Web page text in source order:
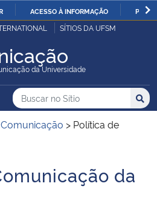
IR
O
ACESSO À INFORMAÇÃO
Pública
SÍTIOS DA UFSM
da Universidade
do Sítio
Busca
Buscar no no Sítio
Busca:
Comunicação > Política de
da